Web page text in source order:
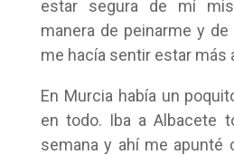
estar segura de mí
manera de peinarme y
me hacía sentir estar más
En Murcia había un
en todo. Iba a Albacete
semana y ahí me apunté